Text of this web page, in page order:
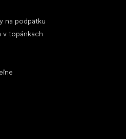
na podpätku
v topánkach